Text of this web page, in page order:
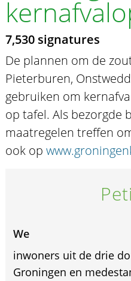
7,530 signatures
De plannen om de
Pieterburen,
gebruiken om
op tafel. Als bezorgde
maatregelen treffen
ook op
We
inwoners uit de drie
Groningen en